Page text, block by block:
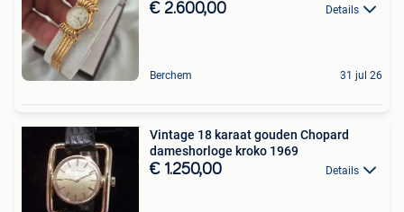
€ 2.600,00 Details
Berchem 31 jul 26
Vintage 18 karaat gouden Chopard
dameshorloge kroko 1969
€ 1.250,00 Details